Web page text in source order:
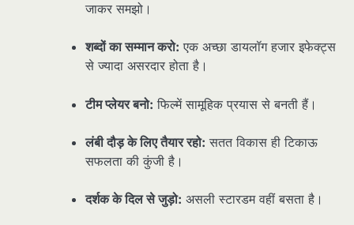
जाकर समझो।
शब्दों का सम्मान करो: एक अच्छा डायलॉग हजार इफेक्ट्स
से ज्यादा असरदार होता है।
टीम प्लेयर बनो: फिल्में सामूहिक प्रयास से बनती हैं।
लंबी दौड़ के लिए तैयार रहो: सतत विकास ही टिकाऊ
सफलता की कुंजी है।
दर्शक के दिल से जुड़ो: असली स्टारडम वहीं बसता है।